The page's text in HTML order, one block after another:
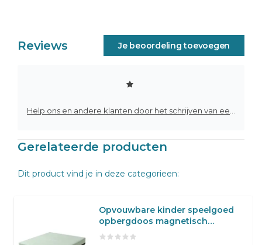
Reviews Je beoordeling toevoegen
Gerelateerde producten
Dit product vind je in deze categorieen:
Opvouwbare kinder speelgoed
opbergdoos magnetisch
speelgoed